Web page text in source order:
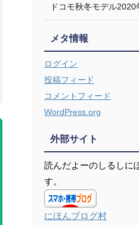
ドコモ秋冬モデル2020
メタ情報
ログイン
投稿フィード
コメントフィード
WordPress.org
外部サイト
読んだよーのしるしに
す。
にほんブログ村